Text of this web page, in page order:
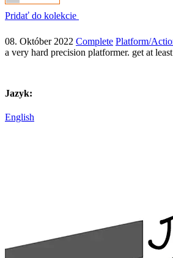
Pridať do kolekcie
08. Október 2022 Complete Platform/
a very hard precision platformer. get at
Jazyk:
English